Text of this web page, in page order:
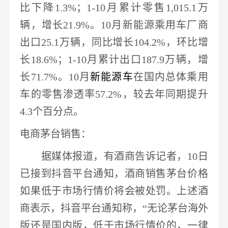
比下降1.3%；1-10月累计零售1,015.1万
辆，增长21.9%。10月新能源乘用车厂商
出口 25.1万辆，同比增长104.2% ，环比增
长 18.6%；1-10月累计出口187.9万辆，增
长71.7%。10月 新能源车在国内总体乘用
车的零售渗透率57.2%，较去年同期提升
4.3个百分点。
电商茅台销售 ：
据媒体报道，有酒商告诉记者， 10日
已接到抖音平台通知， 酒商销售茅台价格
如果低于市场行情价将会被处罚。上述酒
商表示，抖音平台通知称， “无论茅台海外
版还是国内版，低于市场行情价的，一律